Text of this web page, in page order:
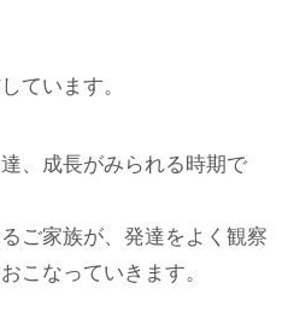
ています。
、成長がみられる時期で
ご家族が、発達をよく観察
こなっていきます。